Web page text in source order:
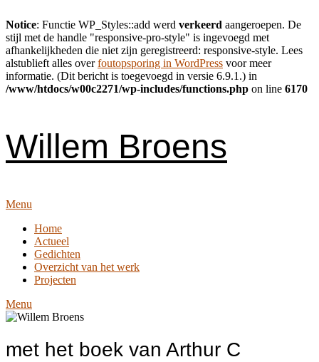
Notice: Functie WP_Styles::add werd verkeerd aangeroepen. De
stijl met de handle "responsive-pro-style" is ingevoegd met
afhankelijkheden die niet zijn geregistreerd: responsive-style. Lees
alstublieft alles overfoutopsporing in WordPress voor meer
informatie. (Dit bericht is toegevoegd in versie 6.9.1.) in
/www/htdocs/w00c2271/wp-includes/functions.php on line 6170
Willem Broens
Menu
Home
Actueel
Gedichten
Overzicht van het werk
Projecten
Menu
met het boek van Arthur C